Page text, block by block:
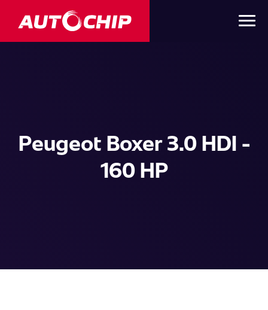
Peugeot Boxer 3.0 HDI -
160 HP